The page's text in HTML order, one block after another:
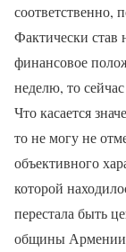
соответственно,
Фактически став
финансовое
неделю, то
Что касается
то не могу не
объективного
которой
перестала быть
общины